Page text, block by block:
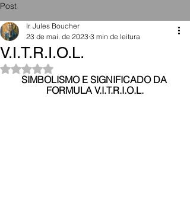
Post
V.I.T.R.I.O.L.
Ir. Jules Boucher
23 de mai. de 2023 3 min de leitura
Avaliado com NaN de 5 estrelas.
SIMBOLISMO E SIGNIFICADO DA
FORMULA V.I.T.R.I.O.L.